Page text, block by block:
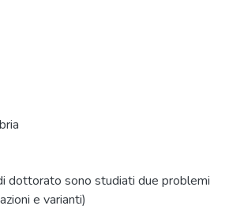
dottorato sono studiati due problemi
e varianti)